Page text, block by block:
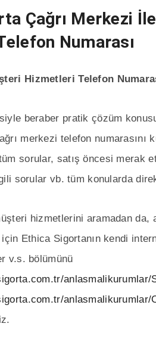
Çağrı Merkezi
Numarası
Hizmetleri Telefon
beraber pratik çözüm
merkezi telefon
sorular, satış öncesi merak
sorular vb. tüm konularda
hizmetlerini aramadan da,
Ethica Sigortanın kendi
v.s. bölümünü
anlasmalikurumlar/
anlasmalikurumlar/